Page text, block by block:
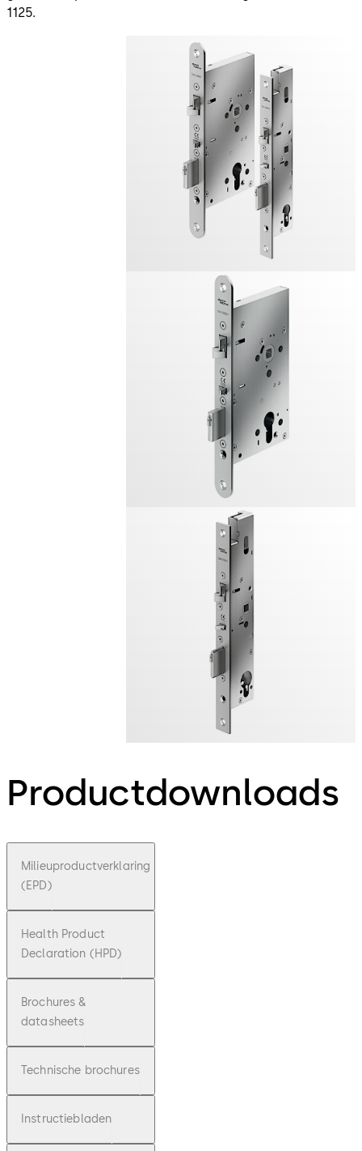
1125.
Productdownloads
Milieuproductverklaring
(EPD)
Health Product
Declaration (HPD)
Brochures &
datasheets
Technische brochures
Instructiebladen